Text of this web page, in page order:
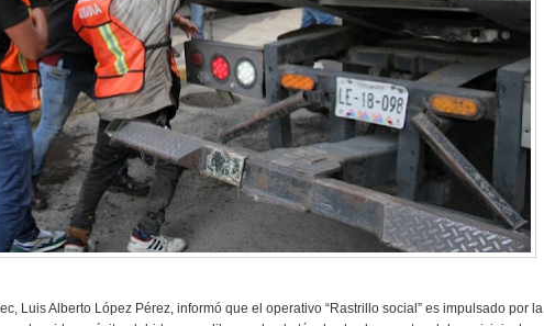
Luis Alberto López Pérez, informó que el operativo “Rastrillo social” es impulsado por la